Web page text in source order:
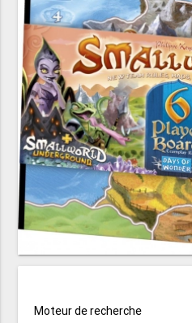
Moteur de recherche